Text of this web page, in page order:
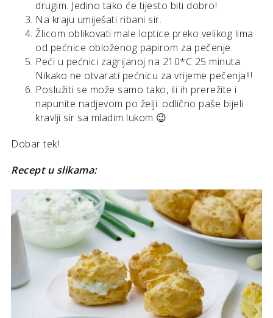
drugim. Jedino tako će tijesto biti dobro!
Na kraju umiješati ribani sir.
Žlicom oblikovati male loptice preko velikog lima
od pećnice obloženog papirom za pečenje.
Peći u pećnici zagrijanoj na 210*C 25 minuta.
Nikako ne otvarati pećnicu za vrijeme pečenja!!!
Poslužiti se može samo tako, ili ih prerežite i
napunite nadjevom po želji. odlično paše bijeli
kravlji sir sa mladim lukom 😉
Dobar tek!
Recept u slikama: